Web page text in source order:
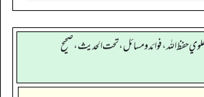
علوي حفظ الله، فوائد و مسائل، تحت الحديث ، صحيح